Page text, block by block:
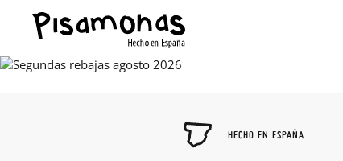
HECHO EN ESPAÑA